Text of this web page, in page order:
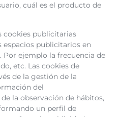
cuál es el producto de
cookies publicitarias
publicitarios en
Por ejemplo la frecuencia de
etc. Las cookies de
de la gestión de la
del
la observación de hábitos,
un perfil de